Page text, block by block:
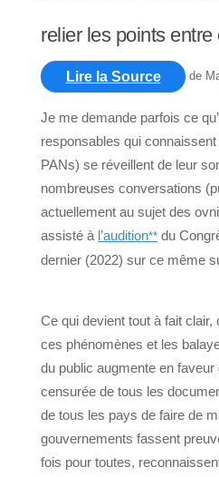
relier les points
Lire la Source de
Je me demande parfois ce
responsables qui
PANs) se réveillent de leur
nombreuses conversations
actuellement au sujet des
assisté à l’audition** du
dernier (2022) sur ce même
Ce qui devient tout à fait clair,
ces phénomènes et les
du public augmente en
censurée de tous les
de tous les pays de faire de
gouvernements fassent
fois pour toutes,